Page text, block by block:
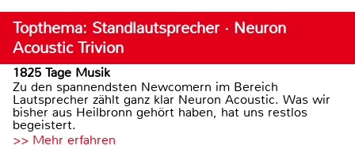
Topthema: Standlautsprecher · Neuron
Acoustic Trivion
1825 Tage Musik
Zu den spannendsten Newcomern im Bereich
Lautsprecher zählt ganz klar Neuron Acoustic. Was wir
bisher aus Heilbronn gehört haben, hat uns restlos
begeistert.
>> Mehr erfahren